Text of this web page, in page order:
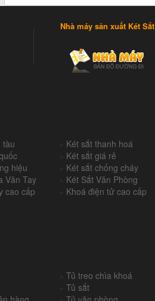
Nhà máy sản xuất Két Sắt
tàu
Két sắt thanh hoá
Két sắt giá rẻ
hiệu
Két sắt chống cháy
Vân Tay
Két Sắt Văn Phòng
cao cấp Khoá điện tử cao cấp
Tủ treo chìa khoá
Tủ sắt